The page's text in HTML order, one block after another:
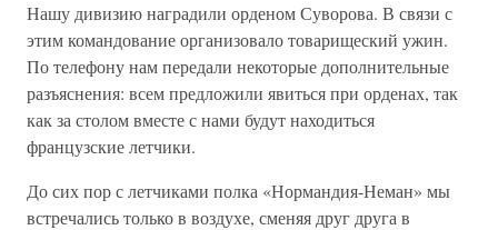
Нашу дивизию наградили орденом Суворова. В связи с
этим командование организовало товарищеский ужин.
По телефону нам передали некоторые дополнительные
разъяснения: всем предложили явиться при орденах, так
как за столом вместе с нами будут находиться
французские летчики.
До сих пор с летчиками полка «Нормандия-Неман» мы
встречались только в воздухе, сменяя друг друга в